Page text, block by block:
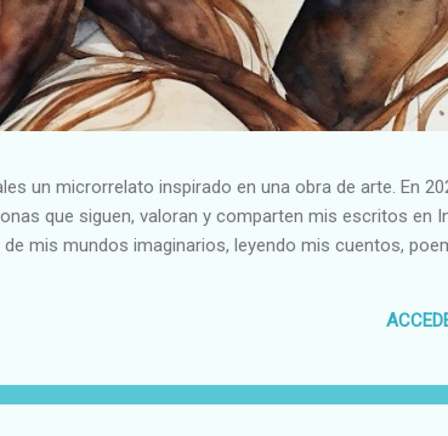
un microrrelato inspirado en una obra de arte. En
que siguen, valoran y comparten mis escritos en
mis mundos imaginarios, leyendo mis cuentos,